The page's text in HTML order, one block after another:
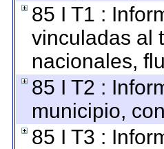
85 I T1 :
vinculadas al
nacionales,
85 I T2 :
municipio,
85 I T3 :